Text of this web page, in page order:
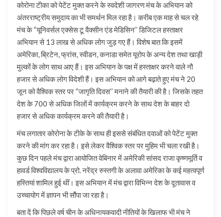
कोरोना टीका को पेटेंट मुक्त करने के स्वदेशी जागरण मंच के अभियान को
अंतरराष्ट्रीय समुदाय का भी समर्थन मिल रहा है। करीब एक माह से चल रहे
मंच के “यूनिवर्सल एक्सेस टू वैक्सीन एंड मेडिसिन’’ डिजिटल हस्ताक्षर
अभियान से 13 लाख से अधिक लोग जुड़ गए हैं। विशेष बात कि इसमें
अमेरिका, ब्रिटेन, फ्रांस, स्वीडन, कनाडा समेत यूरोप के अन्य देश तथा खाड़ी
मुल्कों के लोग साथ आए हैं। इस अभियान के पक्ष में हस्ताक्षर करने वाले नौ
हजार से अधिक लोग विदेशी हैं। इस अभियान को आगे बढ़ाते हुए मंच ने 20
जून को वैश्विक स्तर पर “जागृति दिवस’’ मनाने की तैयारी की है। जिसके तहत
देश के 700 से अधिक जिलों में कार्यक्रम करने के साथ देश के बाहर दो
हजार से अधिक कार्यक्रम करने की तैयारी है।
मंच लगातार कोरोना के टीके के साथ ही इससे संबंधित दवाओं को पेटेंट मुक्त
करने की मांग कर रहा है। इसे लेकर वैश्विक स्तर पर मुहिम भी चला रखी है।
कुछ दिन पहले मंच द्वारा आयोजित वेबिनार में अमेरिकी सांसद राजा कृष्णमूर्ति व
हावर्ड विश्वविद्यालय के प्रो. नरेंद्र रुस्तगी के अलावा अमेरिका के कई महत्वपूर्ण
हस्तियां शामिल हुई थीं। इस अभियान में मंच द्वारा विभिन्न देश के दूतावास व
उच्चायोग में ज्ञापन भी सौंपा जा रहा है।
बता दें कि पिछले वर्ष चीन के अधिनायकवादी नीतियों के खिलाफ भी मंच ने